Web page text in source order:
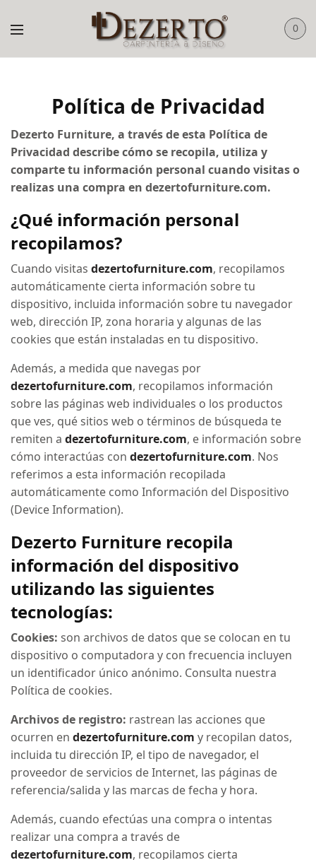
0
Política de Privacidad
Dezerto Furniture, a través deesta Política de
Privacidad describe cómo se recopila, utiliza y
comparte tu información personal cuando visitas o
realizas una compra en dezertofurniture.com.
¿Qué información personal
recopilamos?
Cuando visitasdezertofurniture.com, recopilamos
automáticamente cierta información sobre tu
dispositivo, incluida información sobre tu navegador
web, dirección IP, zona horaria y algunas de las
cookies que están instaladas en tu dispositivo.
Además, a medida que navegas por
dezertofurniture.com, recopilamos información
sobre las páginas web individuales o los productos
que ves, qué sitios web o términos de búsqueda te
remiten adezertofurniture.com, e información sobre
cómo interactúas condezertofurniture.com. Nos
referimos a esta información recopilada
automáticamente como Información del Dispositivo
(Device Information).
Dezerto Furniture recopila
información del dispositivo
utilizando las siguientes
tecnologías:
Cookies:son archivos de datos que se colocan en tu
dispositivo o computadora y con frecuencia incluyen
un identificador único anónimo. Consulta nuestra
Política de cookies.
Archivos de registro: rastrean las acciones que
ocurren endezertofurniture.com y recopilan datos,
incluida tu dirección IP, el tipo de navegador, el
proveedor de servicios de Internet, las páginas de
referencia/salida y las marcas de fecha y hora.
Además, cuando efectúas una compra o intentas
realizar una compra a través de
dezertofurniture.com, recopilamos cierta